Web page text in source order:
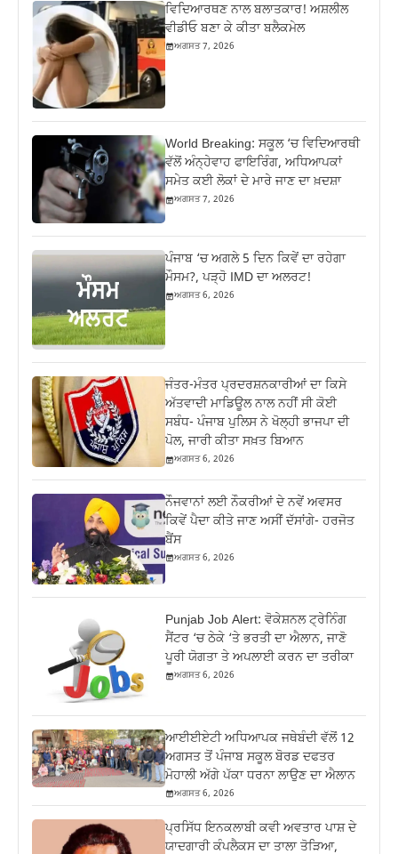
ਵਿਦਿਆਰਥਣ ਨਾਲ ਬਲਾਤਕਾਰ! ਅਸ਼ਲੀਲ
ਵੀਡੀਓ ਬਣਾ ਕੇ ਕੀਤਾ ਬਲੈਕਮੇਲ
ਅਗਸਤ 7, 2026
World Breaking: ਸਕੂਲ ‘ਚ ਵਿਦਿਆਰਥੀ
ਵੱਲੋਂ ਅੰਨ੍ਹੇਵਾਹ ਫਾਇਰਿੰਗ, ਅਧਿਆਪਕਾਂ
ਸਮੇਤ ਕਈ ਲੋਕਾਂ ਦੇ ਮਾਰੇ ਜਾਣ ਦਾ ਖ਼ਦਸ਼ਾ
ਅਗਸਤ 7, 2026
ਪੰਜਾਬ ‘ਚ ਅਗਲੇ 5 ਦਿਨ ਕਿਵੇਂ ਦਾ ਰਹੇਗਾ
ਮੌਸਮ?, ਪੜ੍ਹੋ IMD ਦਾ ਅਲਰਟ!
ਅਗਸਤ 6, 2026
ਜੰਤਰ-ਮੰਤਰ ਪ੍ਰਦਰਸ਼ਨਕਾਰੀਆਂ ਦਾ ਕਿਸੇ
ਅੱਤਵਾਦੀ ਮਾਡਿਊਲ ਨਾਲ ਨਹੀਂ ਸੀ ਕੋਈ
ਸਬੰਧ- ਪੰਜਾਬ ਪੁਲਿਸ ਨੇ ਖੋਲ੍ਹੀ ਭਾਜਪਾ ਦੀ
ਪੋਲ, ਜਾਰੀ ਕੀਤਾ ਸਖ਼ਤ ਬਿਆਨ
ਅਗਸਤ 6, 2026
ਨੌਜਵਾਨਾਂ ਲਈ ਨੌਕਰੀਆਂ ਦੇ ਨਵੇਂ ਅਵਸਰ
ਕਿਵੇਂ ਪੈਦਾ ਕੀਤੇ ਜਾਣ ਅਸੀਂ ਦੱਸਾਂਗੇ- ਹਰਜੋਤ
ਬੈਂਸ
ਅਗਸਤ 6, 2026
Punjab Job Alert: ਵੋਕੇਸ਼ਨਲ ਟ੍ਰੇਨਿੰਗ
ਸੈਂਟਰ ‘ਚ ਠੇਕੇ ‘ਤੇ ਭਰਤੀ ਦਾ ਐਲਾਨ, ਜਾਣੋ
ਪੂਰੀ ਯੋਗਤਾ ਤੇ ਅਪਲਾਈ ਕਰਨ ਦਾ ਤਰੀਕਾ
ਅਗਸਤ 6, 2026
ਆਈਈਏਟੀ ਅਧਿਆਪਕ ਜਥੇਬੰਦੀ ਵੱਲੋਂ 12
ਅਗਸਤ ਤੋਂ ਪੰਜਾਬ ਸਕੂਲ ਬੋਰਡ ਦਫਤਰ
ਮੋਹਾਲੀ ਅੱਗੇ ਪੱਕਾ ਧਰਨਾ ਲਾਉਣ ਦਾ ਐਲਾਨ
ਅਗਸਤ 6, 2026
ਪ੍ਰਸਿੱਧ ਇਨਕਲਾਬੀ ਕਵੀ ਅਵਤਾਰ ਪਾਸ਼ ਦੇ
ਯਾਦਗਾਰੀ ਕੰਪਲੈਕਸ ਦਾ ਤਾਲਾ ਤੋੜਿਆ,